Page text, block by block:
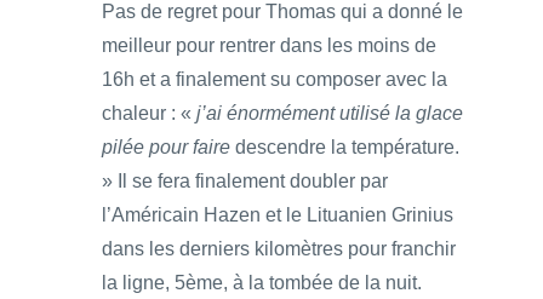
Pas de regret pour Thomas qui a donné le
meilleur pour rentrer dans les moins de
16h et a finalement su composer avec la
chaleur : « j’ai énormément utilisé la glace
pilée pour faire descendre la température.
» Il se fera finalement doubler par
l’Américain Hazen et le Lituanien Grinius
dans les derniers kilomètres pour franchir
la ligne, 5ème, à la tombée de la nuit.